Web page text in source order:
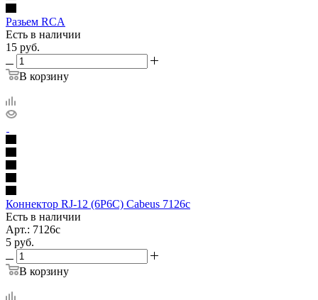
Разьем RCA
Есть в наличии
15 руб.
В корзину
Коннектор RJ-12 (6P6C) Cabeus 7126c
Есть в наличии
Арт.: 7126c
5 руб.
В корзину